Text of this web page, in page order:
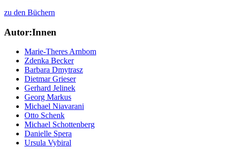
zu den Büchern
Autor:Innen
Marie-Theres Arnbom
Zdenka Becker
Barbara Dmytrasz
Dietmar Grieser
Gerhard Jelinek
Georg Markus
Michael Niavarani
Otto Schenk
Michael Schottenberg
Danielle Spera
Ursula Vybiral